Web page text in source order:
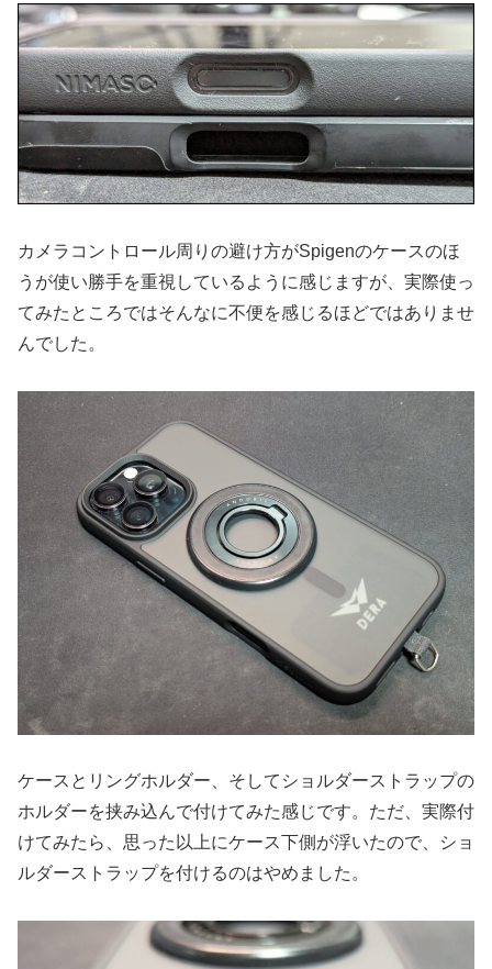
カメラコントロール周りの避け方がSpigenのケースのほ
うが使い勝手を重視しているように感じますが、実際使っ
てみたところではそんなに不便を感じるほどではありませ
んでした。
ケースとリングホルダー、そしてショルダーストラップの
ホルダーを挟み込んで付けてみた感じです。ただ、実際付
けてみたら、思った以上にケース下側が浮いたので、ショ
ルダーストラップを付けるのはやめました。